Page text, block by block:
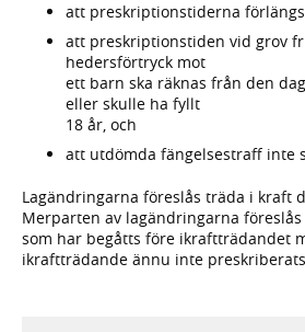
att preskriptionstiderna
att preskriptionstiden vid grov
hedersförtryck mot
ett barn ska räknas från den
eller skulle ha fyllt
18 år, och
att utdömda fängelsestraff inte
Lagändringarna föreslås träda i kraft
Merparten av lagändringarna
som har begåtts före ikraftträdandet
ikraftträdande ännu inte preskriberats.